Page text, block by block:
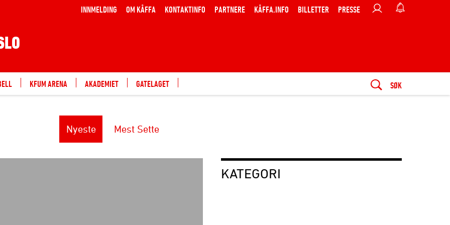
INNMELDING OM KÅFFA KONTAKTINFO PARTNERE KÅFFA.INFO BILLETTER PRESSE
KFUM ARENA AKADEMIET GATELAGET SØK
Nyeste Mest Sette
KATEGORI